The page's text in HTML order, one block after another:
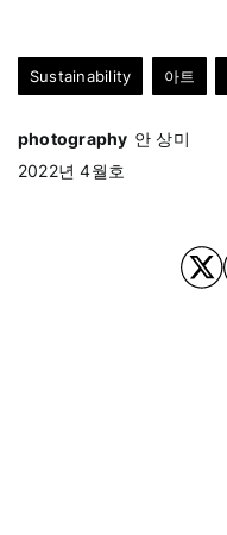
Sustainability 아트
photography 안 상미
2022년 4월호